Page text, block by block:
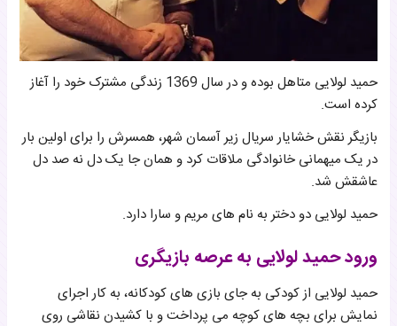
حمید لولایی متاهل بوده و در سال 1369 زندگی مشترک خود را آغاز
کرده است.
بازیگر نقش خشایار سریال زیر آسمان شهر، همسرش را برای اولین بار
در یک میهمانی خانوادگی ملاقات کرد و همان جا یک دل نه صد دل
عاشقش شد.
حمید لولایی دو دختر به نام های مریم و سارا دارد.
ورود حمید لولایی به عرصه بازیگری
حمید لولایی از کودکی به جای بازی های کودکانه، به کار اجرای
نمایش برای بچه های کوچه می پرداخت و با کشیدن نقاشی روی